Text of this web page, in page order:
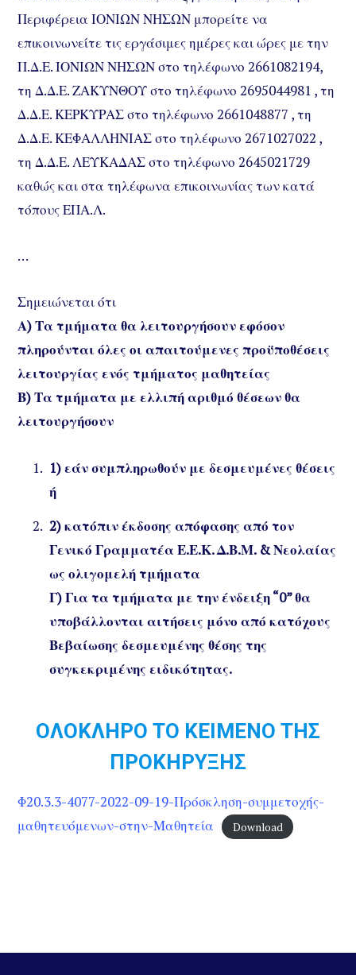
Περιφέρεια ΙΟΝΙΩΝ ΝΗΣΩΝ μπορείτε να
επικοινωνείτε τις εργάσιμες ημέρες και ώρες με την
Π.Δ.Ε. ΙΟΝΙΩΝ ΝΗΣΩΝ στο τηλέφωνο 2661082194,
τη Δ.Δ.Ε. ΖΑΚΥΝΘΟΥ στο τηλέφωνο 2695044981 , τη
Δ.Δ.Ε. ΚΕΡΚΥΡΑΣ στο τηλέφωνο 2661048877 , τη
Δ.Δ.Ε. ΚΕΦΑΛΛΗΝΙΑΣ στο τηλέφωνο 2671027022 ,
τη Δ.Δ.Ε. ΛΕΥΚΑΔΑΣ στο τηλέφωνο 2645021729
καθώς και στα τηλέφωνα επικοινωνίας των κατά
τόπους ΕΠΑ.Λ.
…
Σημειώνεται ότι
Α) Τα τμήματα θα λειτουργήσουν εφόσον
πληρούνται όλες οι απαιτούμενες προϋποθέσεις
λειτουργίας ενός τμήματος μαθητείας
Β) Τα τμήματα με ελλιπή αριθμό θέσεων θα
λειτουργήσουν
1) εάν συμπληρωθούν με δεσμευμένες θέσεις
ή
2) κατόπιν έκδοσης απόφασης από τον
Γενικό Γραμματέα Ε.Ε.Κ. Δ.Β.Μ. & Νεολαίας
ως ολιγομελή τμήματα
Γ) Για τα τμήματα με την ένδειξη “0” θα
υποβάλλονται αιτήσεις μόνο από κατόχους
Βεβαίωσης δεσμευμένης θέσης της
συγκεκριμένης ειδικότητας.
ΟΛΟΚΛΗΡΟ ΤΟ ΚΕΙΜΕΝΟ ΤΗΣ
ΠΡΟΚΗΡΥΞΗΣ
Φ20.3.3-4077-2022-09-19-Πρόσκληση-συμμετοχής-
μαθητευόμενων-στην-Μαθητεία
Download